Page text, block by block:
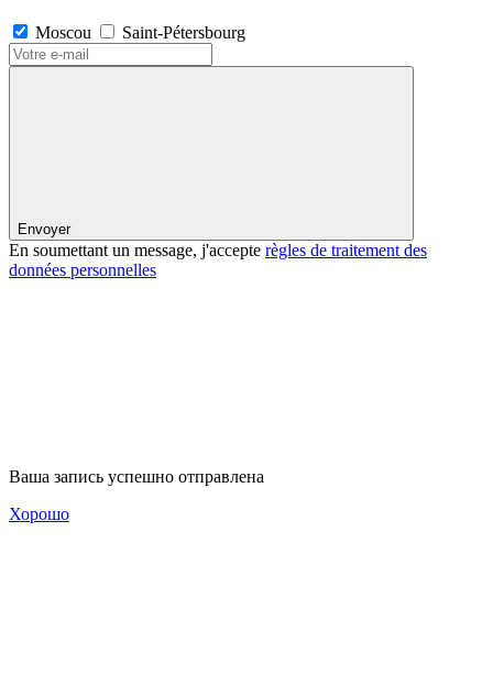
Moscou Saint-Pétersbourg
Envoyer
En soumettant un message, j'accepte règles de traitement des
données personnelles
Ваша запись успешно отправлена
Хорошо